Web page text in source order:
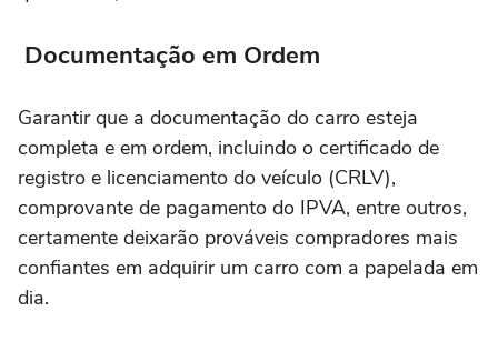
Documentação em Ordem
Garantir que a documentação do carro esteja
completa e em ordem, incluindo o certificado de
registro e licenciamento do veículo (CRLV),
comprovante de pagamento do IPVA, entre outros,
certamente deixarão prováveis compradores mais
confiantes em adquirir um carro com a papelada em
dia.